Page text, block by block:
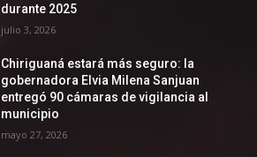
durante 2025
julio 3, 2026
Chiriguaná estará más seguro: la
gobernadora Elvia Milena Sanjuan
entregó 90 cámaras de vigilancia al
municipio
mayo 27, 2026